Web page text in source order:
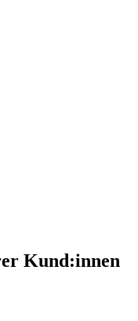
Kund:innen